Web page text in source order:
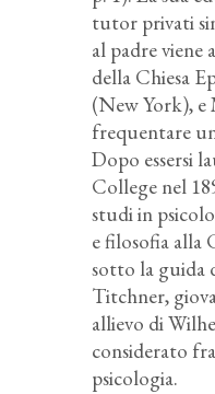
tutor privati
al padre viene
della Chiesa
(New York), e
frequentare
Dopo essersi
College nel
studi in
e filosofia alla
sotto la guida
Titchner,
allievo di
considerato
psicologia.